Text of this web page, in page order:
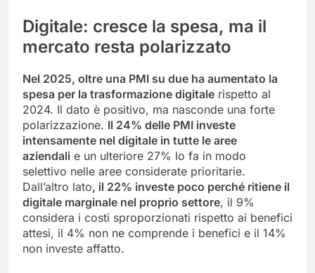
Digitale: cresce la spesa, ma il
mercato resta polarizzato
Nel 2025, oltre una PMI su due ha aumentato la
spesa per la trasformazione digitale rispetto al
2024. Il dato è positivo, ma nasconde una forte
polarizzazione. Il 24% delle PMI investe
intensamente nel digitale in tutte le aree
aziendali e un ulteriore 27% lo fa in modo
selettivo nelle aree considerate prioritarie.
Dall’altro lato, il 22% investe poco perché ritiene il
digitale marginale nel proprio settore, il 9%
considera i costi sproporzionati rispetto ai benefici
attesi, il 4% non ne comprende i benefici e il 14%
non investe affatto.